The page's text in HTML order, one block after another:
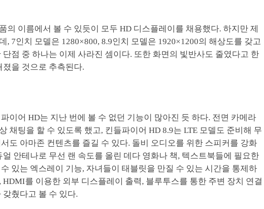
의 이름에서 볼 수 있듯이 모두 HD 디스플레이를 채용했다. 하지만 제
, 7인치 모델은 1280×800, 8.9인치 모델은 1920×1200의 해상도를 갖고
단점 중 하나는 이제 사라진 셈이다. 또한 화면의 빛반사도 줄였다고 한
졌을 것으로 추측된다.
이어 HD는 지난 번에 볼 수 없던 기능이 많아진 듯 하다. 전면 카메라
채팅을 할 수 있도록 했고, 킨들파이어 HD 8.9는 LTE 모델도 준비해 무
도 아마존 컨텐츠를 즐길 수 있다. 돌비 오디오를 위한 스피커를 강화
얼 안테나로 무선 랜 속도를 올린 데다 영화나 책, 텍스트북들에 필요한
있는 엑스레이 기능, 자녀들이 태블릿을 만질 수 있는 시간을 통제하
HDMI를 이용한 외부 디스플레이 출력, 블루투스를 통한 주변 장치 연결
갖췄다고 볼 수 있다.